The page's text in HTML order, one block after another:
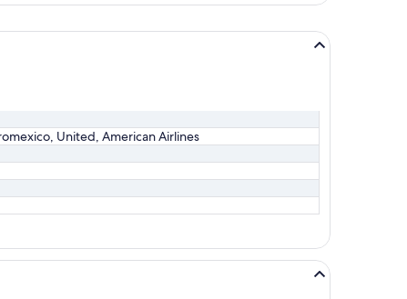
2
United, American Airlines